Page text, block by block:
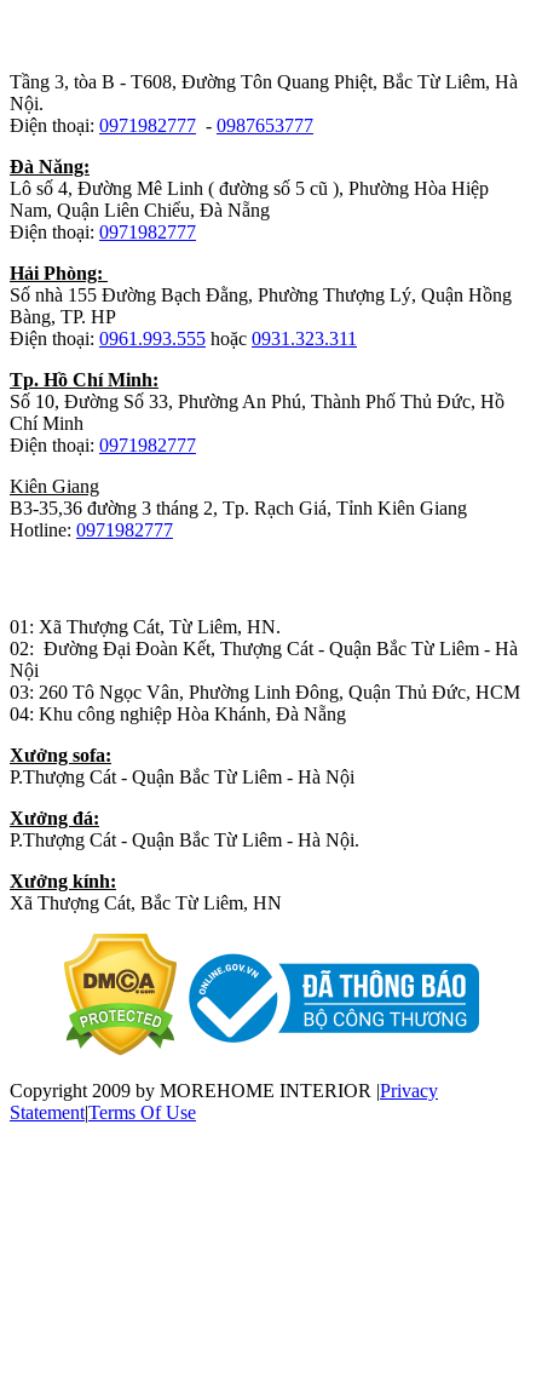
Tầng 3, tòa B - T608, Đường Tôn Quang Phiệt, Bắc Từ Liêm, Hà
Nội.
Điện thoại: 0971982777 - 0987653777
Đà Năng:
Lô số 4, Đường Mê Linh ( đường số 5 cũ ), Phường Hòa Hiệp
Nam, Quận Liên Chiểu, Đà Nẵng
Điện thoại: 0971982777
Hải Phòng:
Số nhà 155 Đường Bạch Đằng, Phường Thượng Lý, Quận Hồng
Bàng, TP. HP
Điện thoại: 0961.993.555 hoặc 0931.323.311
Tp. Hồ Chí Minh:
Số 10, Đường Số 33, Phường An Phú, Thành Phố Thủ Đức, Hồ
Chí Minh
Điện thoại: 0971982777
Kiên Giang
B3-35,36 đường 3 tháng 2, Tp. Rạch Giá, Tỉnh Kiên Giang
Hotline: 0971982777
01: Xã Thượng Cát, Từ Liêm, HN.
02: Đường Đại Đoàn Kết, Thượng Cát - Quận Bắc Từ Liêm - Hà
Nội
03: 260 Tô Ngọc Vân, Phường Linh Đông, Quận Thủ Đức, HCM
04: Khu công nghiệp Hòa Khánh, Đà Nẵng
Xưởng sofa:
P.Thượng Cát - Quận Bắc Từ Liêm - Hà Nội
Xưởng đá:
P.Thượng Cát - Quận Bắc Từ Liêm - Hà Nội.
Xưởng kính:
Xã Thượng Cát, Bắc Từ Liêm, HN
Copyright 2009 by MOREHOME INTERIOR |Privacy
Statement|Terms Of Use